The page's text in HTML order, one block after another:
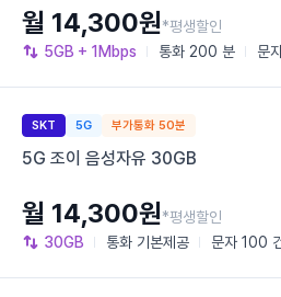
5GB + 1Mbps 통화 200 분 문
월 14,300원*평생할인
SKT 5G 부가통화 50분
5G 조이 음성자유 30GB
30GB 통화 기본제공 문자 100
월 14,300원*평생할인